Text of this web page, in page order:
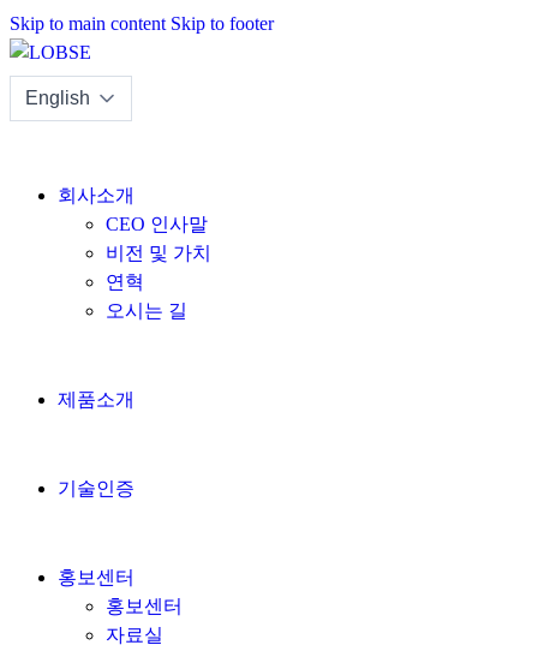
Skip to main content Skip to footer
회사소개
CEO 인사말
비전 및 가치
연혁
오시는 길
제품소개
기술인증
홍보센터
홍보센터
자료실